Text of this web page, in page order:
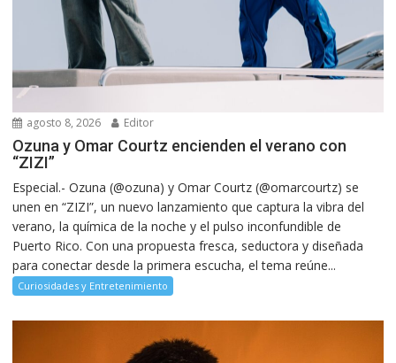
agosto 8, 2026 Editor
Ozuna y Omar Courtz encienden el verano con
“ZIZI”
Especial.- Ozuna (@ozuna) y Omar Courtz (@omarcourtz) se
unen en “ZIZI”, un nuevo lanzamiento que captura la vibra del
verano, la química de la noche y el pulso inconfundible de
Puerto Rico. Con una propuesta fresca, seductora y diseñada
para conectar desde la primera escucha, el tema reúne...
Curiosidades y Entretenimiento